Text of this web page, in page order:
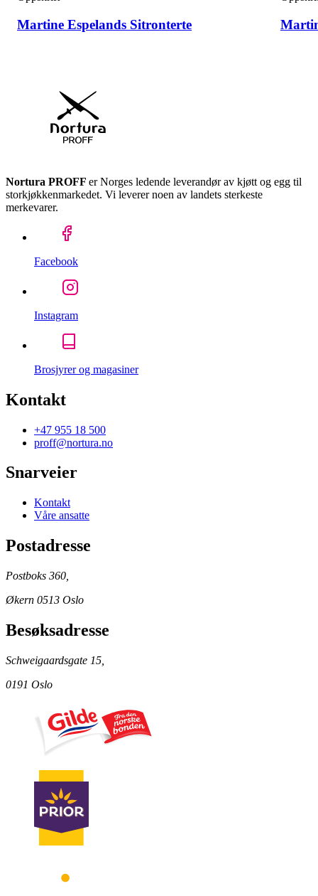
Martine Espelands Sitronterte
Nortura PROFF er Norges ledende leverandør av kjøtt og egg til
storkjøkkenmarkedet. Vi leverer noen av landets sterkeste
merkevarer.
Facebook
Instagram
Brosjyrer og magasiner
Kontakt
+47 955 18 500
proff@nortura.no
Snarveier
Kontakt
Våre ansatte
Postadresse
Postboks 360,
Økern 0513 Oslo
Besøksadresse
Schweigaardsgate 15,
0191 Oslo